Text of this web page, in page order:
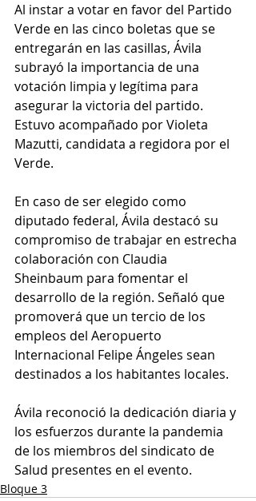
Al instar a votar en favor del Partido
Verde en las cinco boletas que se
entregarán en las casillas, Ávila
subrayó la importancia de una
votación limpia y legítima para
asegurar la victoria del partido.
Estuvo acompañado por Violeta
Mazutti, candidata a regidora por el
Verde.
En caso de ser elegido como
diputado federal, Ávila destacó su
compromiso de trabajar en estrecha
colaboración con Claudia
Sheinbaum para fomentar el
desarrollo de la región. Señaló que
promoverá que un tercio de los
empleos del Aeropuerto
Internacional Felipe Ángeles sean
destinados a los habitantes locales.
Ávila reconoció la dedicación diaria y
los esfuerzos durante la pandemia
de los miembros del sindicato de
Salud presentes en el evento.
Bloque 3